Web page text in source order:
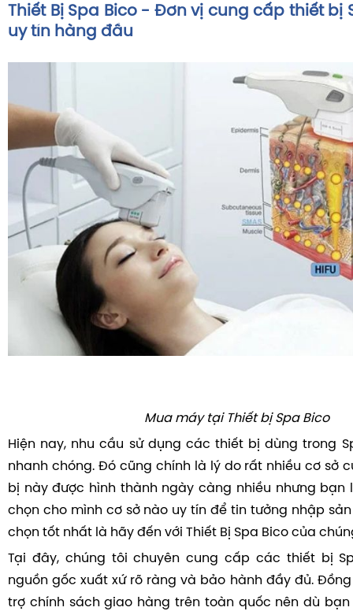
Thiết Bị Spa Bico - Đơn vị cung cấp thiết bị
uy tín hàng đầu
Mua máy tại Thiết bị Spa Bico
Hiện nay, nhu cầu sử dụng các thiết bị dùng trong
nhanh chóng. Đó cũng chính là lý do rất nhiều cơ sở
bị này được hình thành ngày càng nhiều nhưng bạn
chọn cho mình cơ sở nào uy tín để tin tưởng nhập
chọn tốt nhất là hãy đến với Thiết Bị Spa Bico của
Tại đây, chúng tôi chuyên cung cấp các thiết bị
nguồn gốc xuất xứ rõ ràng và bảo hành đầy đủ.
trợ chính sách giao hàng trên toàn quốc nên dù